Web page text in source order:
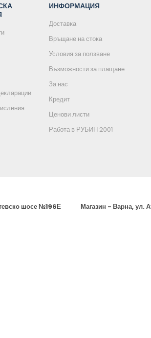
ИНФОРМАЦИЯ
Доставка
Връщане на стока
Условия за ползване
Възможности за плащане
За нас
Кредит
Ценови листи
Работа в РУБИН 2001
шосе №196Е Магазин - Варна, ул.